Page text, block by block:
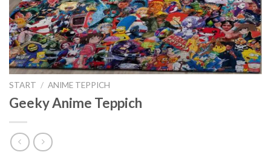
START / ANIME TEPPICH
Geeky Anime Teppich